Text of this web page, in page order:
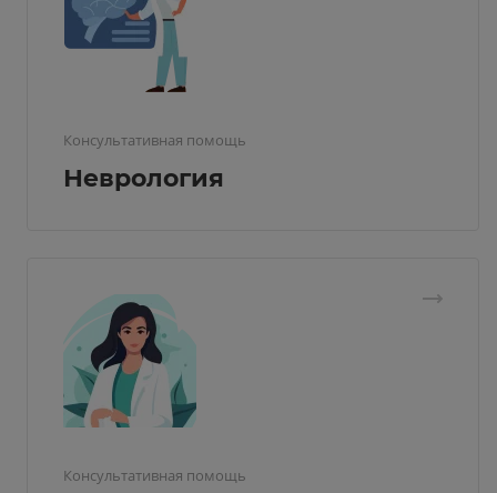
Консультативная помощь
Неврология
Консультативная помощь